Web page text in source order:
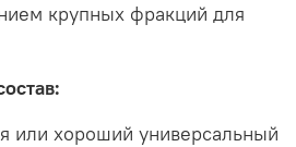
крупных фракций для
или хороший универсальный